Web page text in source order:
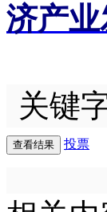
济产
关键
投票